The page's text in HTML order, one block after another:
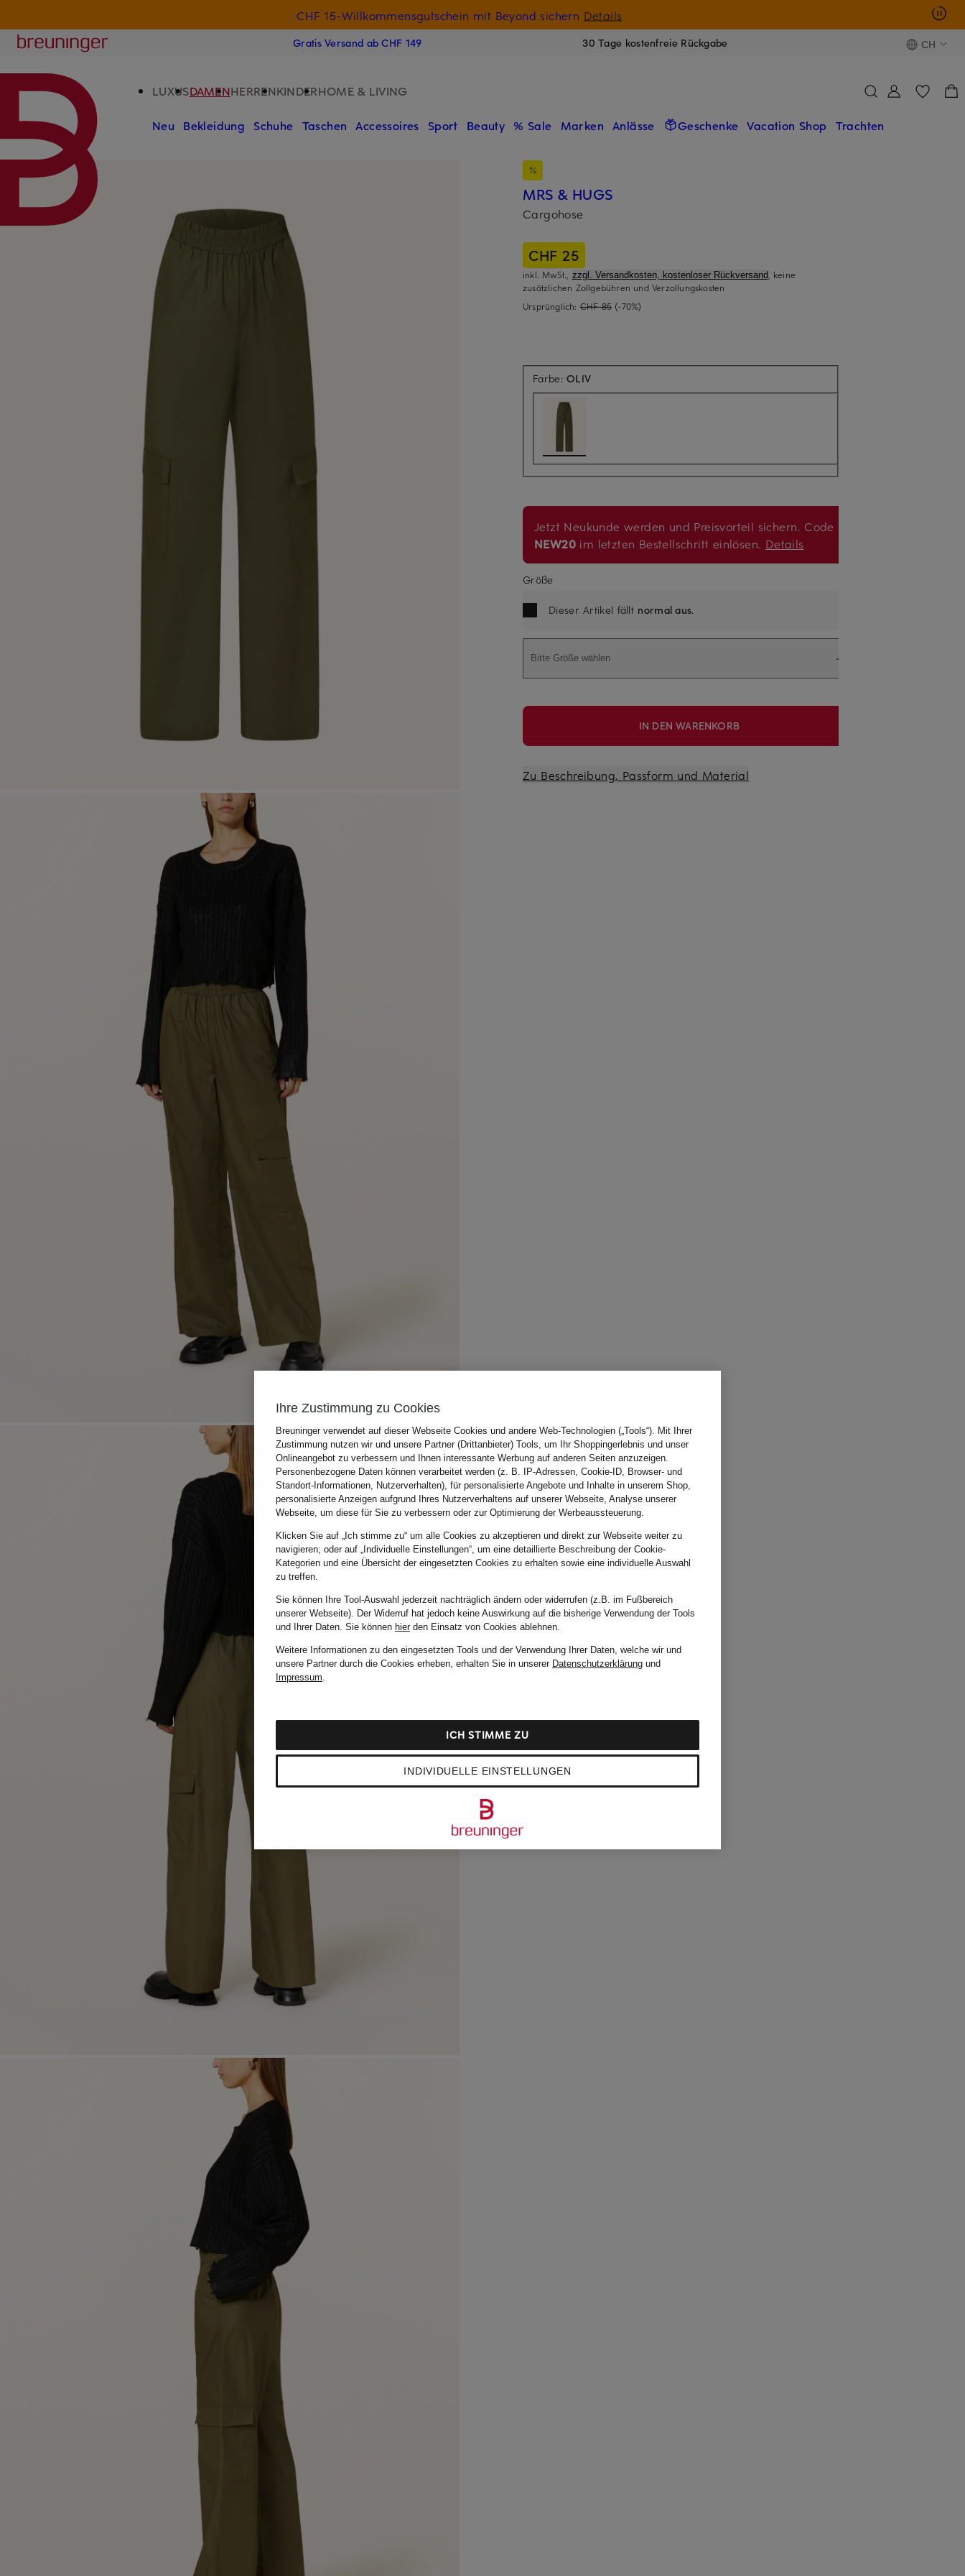
CHF 15-Willkommensgutschein mit Beyond sichern Details
Breuninger
Gratis Versand ab CHF 149 30 Tage kostenfreie Rückgabe CH
LUXUSDAMENHERRENKINDERHOME & LIVING
Neu Bekleidung Schuhe Taschen Accessoires Sport Beauty % Sale Marken Anlässe Geschenke Vacation Shop Trachten
MRS & HUGS
Cargohose
CHF 25
inkl. MwSt., zzgl. Versandkosten, kostenloser Rückversand, keine
zusätzlichen Zollgebühren und Verzollungskosten
Ursprünglich: CHF 85 (-70%)
Farbe:OLIV
Jetzt Neukunde werden und Preisvorteil sichern. Code
NEW20 im letzten Bestellschritt einlösen. Details
Größe
Dieser Artikel fällt normal aus.
Bitte Größe wählen
IN DEN WARENKORB
Zu Beschreibung, Passform und Material
Ihre Zustimmung zu Cookies
Breuninger verwendet auf dieser Webseite Cookies und andere Web-Technologien („Tools“). Mit Ihrer
Zustimmung nutzen wir und unsere Partner (Drittanbieter) Tools, um Ihr Shoppingerlebnis und unser
Onlineangebot zu verbessern und Ihnen interessante Werbung auf anderen Seiten anzuzeigen.
Personenbezogene Daten können verarbeitet werden (z. B. IP-Adressen, Cookie-ID, Browser- und
Standort-Informationen, Nutzerverhalten), für personalisierte Angebote und Inhalte in unserem Shop,
personalisierte Anzeigen aufgrund Ihres Nutzerverhaltens auf unserer Webseite, Analyse unserer
Webseite, um diese für Sie zu verbessern oder zur Optimierung der Werbeaussteuerung.
Klicken Sie auf „Ich stimme zu“ um alle Cookies zu akzeptieren und direkt zur Webseite weiter zu
navigieren; oder auf „Individuelle Einstellungen“, um eine detaillierte Beschreibung der Cookie-
Kategorien und eine Übersicht der eingesetzten Cookies zu erhalten sowie eine individuelle Auswahl
zu treffen.
Sie können Ihre Tool-Auswahl jederzeit nachträglich ändern oder widerrufen (z.B. im Fußbereich
unserer Webseite). Der Widerruf hat jedoch keine Auswirkung auf die bisherige Verwendung der Tools
und Ihrer Daten. Sie können hierden Einsatz von Cookies ablehnen.
Weitere Informationen zu den eingesetzten Tools und der Verwendung Ihrer Daten, welche wir und
unsere Partner durch die Cookies erheben, erhalten Sie in unserer Datenschutzerklärung und
Impressum.
INDIVIDUELLE EINSTELLUNGEN
ICH STIMME ZU